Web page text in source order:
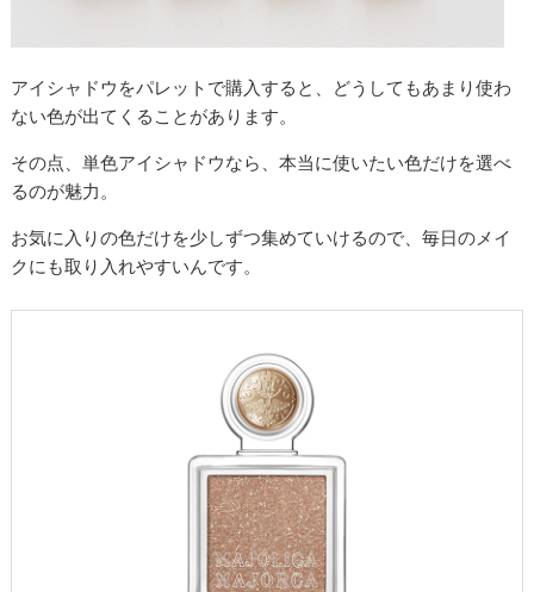
アイシャドウをパレットで購入すると、どうしてもあまり使わ
ない色が出てくることがあります。
その点、単色アイシャドウなら、本当に使いたい色だけを選べ
るのが魅力。
お気に入りの色だけを少しずつ集めていけるので、毎日のメイ
クにも取り入れやすいんです。